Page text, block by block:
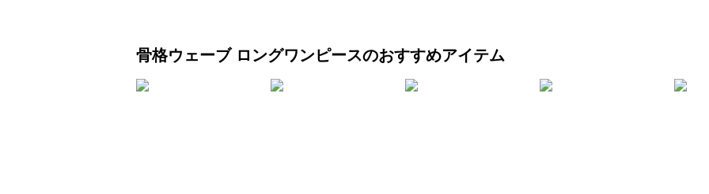
骨格ウェーブ ロングワンピースのおすすめアイテム